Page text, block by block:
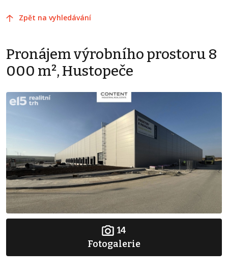
Zpět na vyhledávání
Pronájem výrobního prostoru 8
000 m², Hustopeče
14
Fotogalerie